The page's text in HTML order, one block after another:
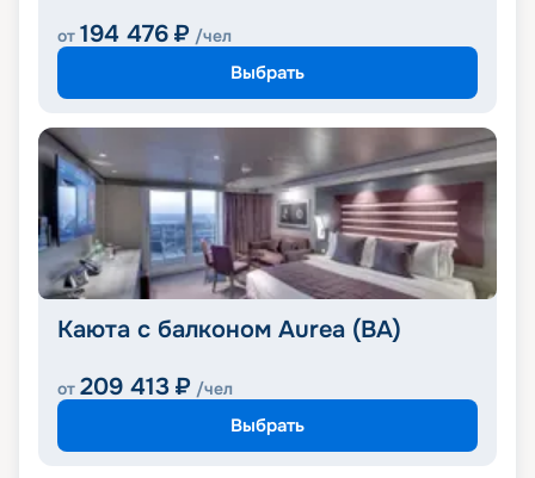
от 194 476 ₽ /чел
Выбрать
Каюта с балконом Aurea (BA)
от 209 413 ₽ /чел
Выбрать